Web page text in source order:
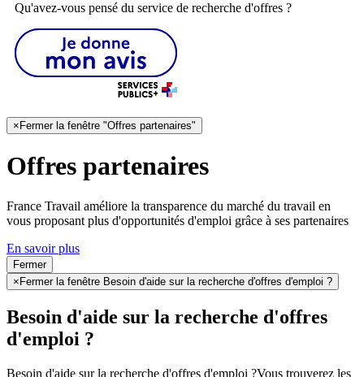
Qu'avez-vous pensé du service de recherche d'offres ?
× Fermer la fenêtre "Offres partenaires"
Offres partenaires
France Travail améliore la transparence du marché du travail en
vous proposant plus d'opportunités d'emploi grâce à ses partenaires
En savoir plus
Fermer
× Fermer la fenêtre Besoin d'aide sur la recherche d'offres d'emploi ?
Besoin d'aide sur la recherche d'offres
d'emploi ?
Besoin d'aide sur la recherche d'offres d'emploi ?Vous trouverez les